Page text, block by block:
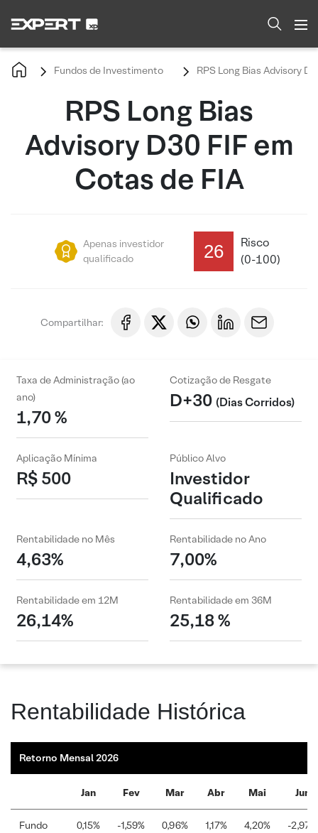
Fundos de Investimento RPS Long Bias Advisory
RPS Long Bias
Advisory D30 FIF em
Cotas de FIA
Apenas investidor
qualificado
26
Risco
(0-100)
Compartilhar:
Taxa de Administração (ao
ano)
1,70 %
Cotização de Resgate
D+30 (Dias Corridos)
Aplicação Mínima
R$ 500
Público Alvo
Investidor
Qualificado
Rentabilidade no Mês
4,63%
Rentabilidade no Ano
7,00%
Rentabilidade em 12M
26,14%
Rentabilidade em 36M
25,18 %
Rentabilidade Histórica
Retorno Mensal 2026
Jan Fev Mar Abr Mai Jun
Fundo 0,15% -1,59% 0,96% 1,17% 4,20% -2,97%